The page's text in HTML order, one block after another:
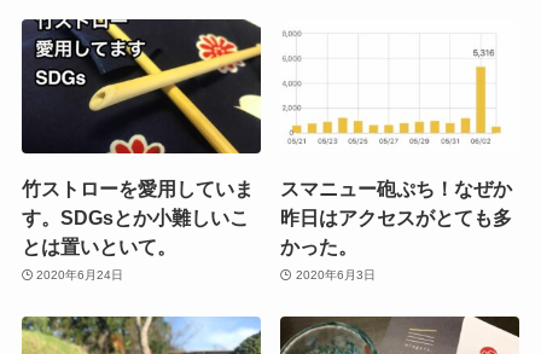
竹ストローを愛用していま
す。SDGsとか小難しいこ
とは置いといて。
2020年6月24日
スマニュー砲ぷち！なぜか
昨日はアクセスがとても多
かった。
2020年6月3日